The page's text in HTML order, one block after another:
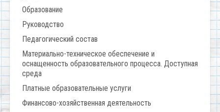
Образование
Руководство
Педагогический состав
Материально-техническое обеспечение и
оснащенность образовательного процесса. Доступная
среда
Платные образовательные услуги
Финансово-хозяйственная деятельность